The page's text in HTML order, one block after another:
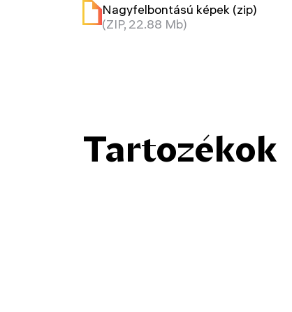
Nagyfelbontású képek (zip)
(ZIP, 22.88 Mb)
Tartozékok